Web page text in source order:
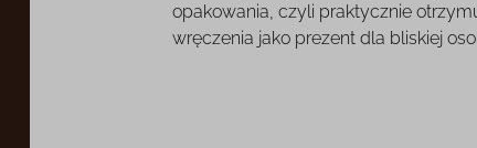
opakowania, czyli praktycznie
wręczenia jako prezent dla bliskiej